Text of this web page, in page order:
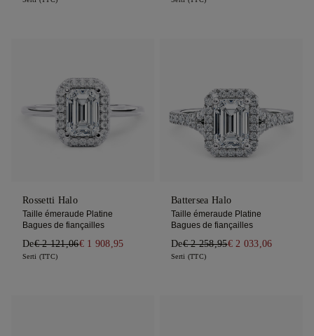
Rossetti Halo
Taille émeraude Platine
Bagues de fiançailles
De€ 2 121,06€ 1 908,95
Serti (TTC)
Battersea Halo
Taille émeraude Platine
Bagues de fiançailles
De€ 2 258,95€ 2 033,06
Serti (TTC)